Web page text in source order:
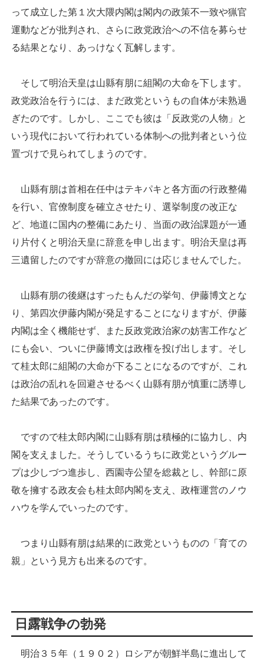
って成立した第１次大隈内閣は閣内の政策不一致や猟官
運動などが批判され、さらに政党政治への不信を募らせ
る結果となり、あっけなく瓦解します。
そして明治天皇は山縣有朋に組閣の大命を下します。
政党政治を行うには、まだ政党というもの自体が未熟過
ぎたのです。しかし、ここでも彼は「反政党の人物」と
いう現代において行われている体制への批判者という位
置づけで見られてしまうのです。
山縣有朋は首相在任中はテキパキと各方面の行政整備
を行い、官僚制度を確立させたり、選挙制度の改正な
ど、地道に国内の整備にあたり、当面の政治課題が一通
り片付くと明治天皇に辞意を申し出ます。明治天皇は再
三遺留したのですが辞意の撤回には応じませんでした。
山縣有朋の後継はすったもんだの挙句、伊藤博文とな
り、第四次伊藤内閣が発足することになりますが、伊藤
内閣は全く機能せず、また反政党政治家の妨害工作など
にも会い、ついに伊藤博文は政権を投げ出します。そし
て桂太郎に組閣の大命が下ることになるのですが、これ
は政治の乱れを回避させるべく山縣有朋が慎重に誘導し
た結果であったのです。
ですので桂太郎内閣に山縣有朋は積極的に協力し、内
閣を支えました。そうしているうちに政党というグルー
プは少しづつ進歩し、西園寺公望を総裁とし、幹部に原
敬を擁する政友会も桂太郎内閣を支え、政権運営のノウ
ハウを学んでいったのです。
つまり山縣有朋は結果的に政党というものの「育ての
親」という見方も出来るのです。
日露戦争の勃発
明治３５年（１９０２）ロシアが朝鮮半島に進出して